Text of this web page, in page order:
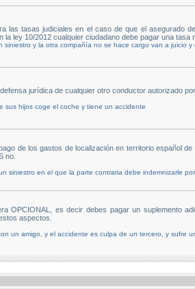
las tasas judiciales en el caso de que el asegurado
la ley 10/2012 cualquier ciudadano debe pagar una
siniestro y la otra compañía no se hace cargo van a juicio
jurídica de cualquier otro conductor autorizado
sus hijos coge el coche y tiene un accidente
de los gastos de localización en territorio español
no.
siniestro en el que la parte contraria debe indemnizarle
OPCIONAL, es decir debes pagar un suplemento
aspectos.
un amigo, y el accidente es culpa de un tercero, y sufre